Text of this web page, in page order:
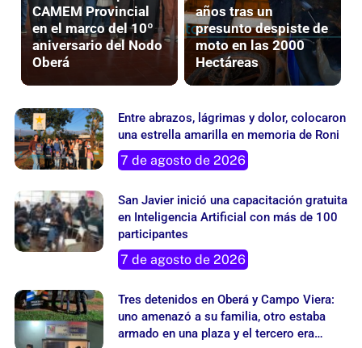
en el marco del 10º
aniversario del Nodo
Oberá
presunto despiste de
moto en las 2000
Hectáreas
una estrella amarilla en memoria de Roni
7 de agosto de 2026
en Inteligencia Artificial con más de 100
participantes
7 de agosto de 2026
uno amenazó a su familia, otro estaba
armado en una plaza y el tercero era
buscado por un robo
7 de agosto de 2026